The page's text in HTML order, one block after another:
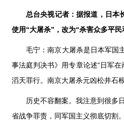
总台央视记者：据报道，日本
使用“大屠杀”，改为“杀害众多平
毛宁：南京大屠杀是日本军国
事法庭判决书》用专章论述“日军
滔天罪行。南京大屠杀元凶松井石
历史不容翻案。我注意到很多
省战争罪责，同军国主义彻底切割。